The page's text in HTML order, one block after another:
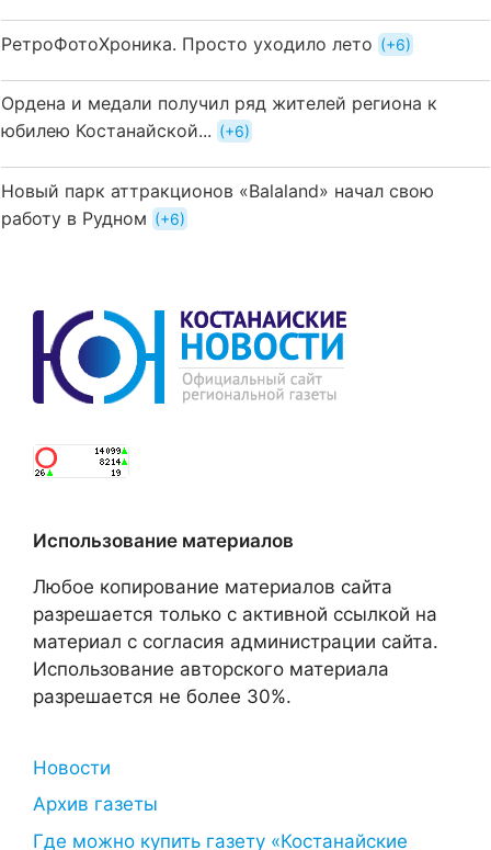
РетроФотоХроника. Просто уходило лето +6
Ордена и медали получил ряд жителей региона к
юбилею Костанайской...
+6
Новый парк аттракционов «Balaland» начал свою
работу в Рудном
+6
Использование материалов
Любое копирование материалов сайта
разрешается только с активной ссылкой на
материал с согласия администрации сайта.
Использование авторского материала
разрешается не более 30%.
Новости
Архив газеты
Где можно купить газету «Костанайские